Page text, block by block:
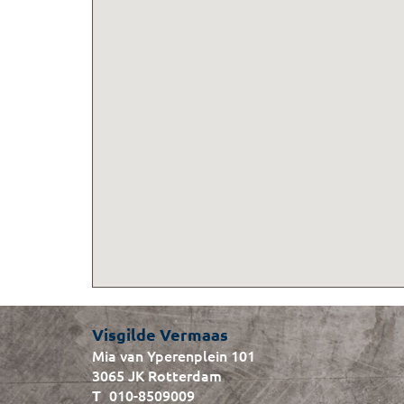
Visgilde Vermaas
Mia van Yperenplein 101
3065 JK Rotterdam
010-8509009